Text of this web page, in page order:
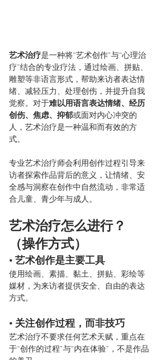
艺术治疗是一种将“艺术创作”与“心理治
疗”结合的专业疗法，通过绘画、拼贴、
雕塑等非语言形式，帮助来访者表达情
绪、减轻压力、处理创伤，并提升自我
觉察。对于难以用语言表达情绪、经历
创伤、焦虑、抑郁或面对内心冲突的
人，艺术治疗是一种温和而有效的方
式。
专业艺术治疗师会利用创作过程引导来
访者探索作品背后的意义，让情绪、安
全感与洞察在创作中自然流动，非常适
合儿童、青少年与成人。
艺术治疗怎么进行？
（操作方式）
• 艺术创作是主要工具
使用绘画、素描、黏土、拼贴、彩绘等
媒材，为来访者提供安全、自由的表达
方式。
• 关注创作过程，而非技巧
艺术治疗不要求任何艺术天赋，重点在
于“创作的过程”与“内在体验”，不是作品